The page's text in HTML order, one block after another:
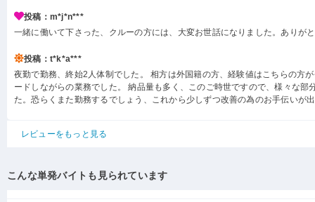
投稿：m*j*n***
一緒に働いて下さった、クルーの方には、大変お世話になりました。ありが
投稿：t*k*a***
夜勤で勤務、終始2人体制でした。 相方は外国籍の方、経験値はこちらの方
ードしながらの業務でした。 納品量も多く、このご時世ですので、様々な部
た。恐らくまた勤務するでしょう、これから少しずつ改善の為のお手伝いが
レビューをもっと見る
こんな単発バイトも見られています